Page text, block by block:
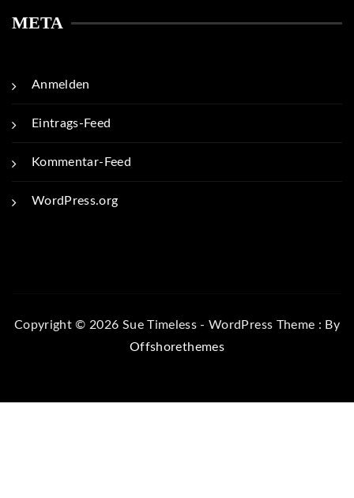
META
Anmelden
Eintrags-Feed
Kommentar-Feed
WordPress.org
Copyright © 2026 Sue Timeless - WordPress Theme : By
Offshorethemes